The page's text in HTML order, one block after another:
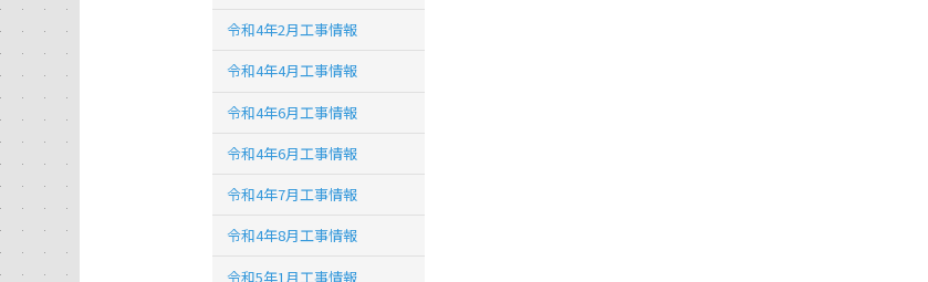
令和4年2月工事情報
令和4年4月工事情報
令和4年6月工事情報
令和4年6月工事情報
令和4年7月工事情報
令和4年8月工事情報
令和5年1月工事情報